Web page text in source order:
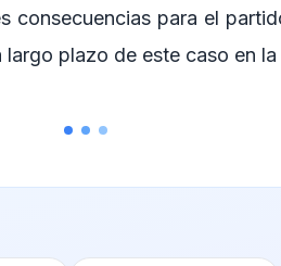
consecuencias para el
plazo de este caso en